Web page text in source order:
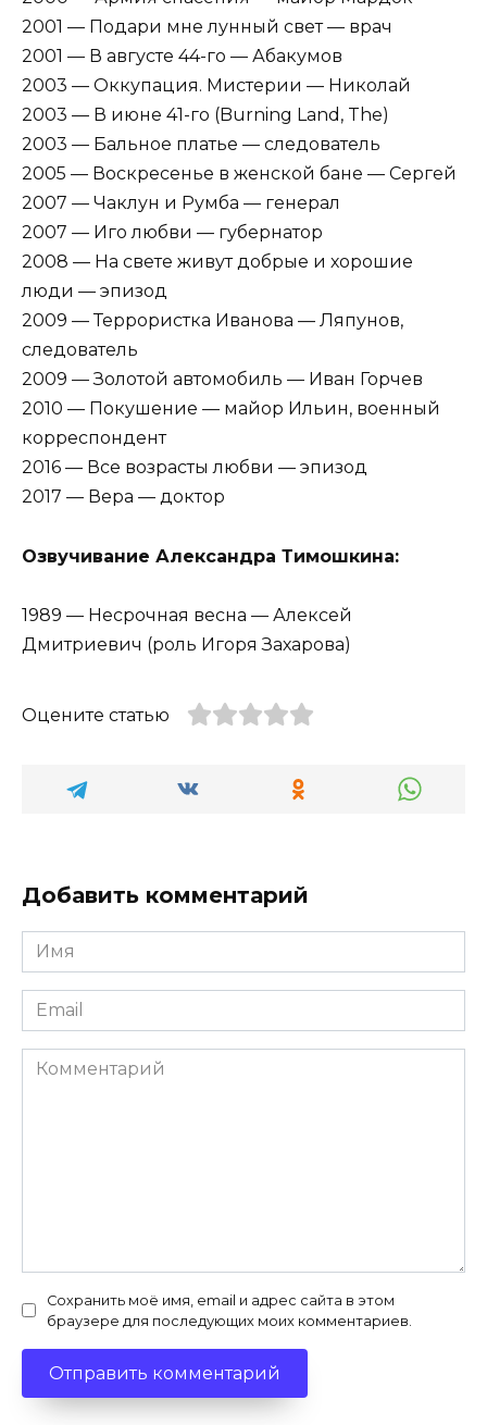
2001 — Подари мне лунный свет — врач
2001 — В августе 44-го — Абакумов
2003 — Оккупация. Мистерии — Николай
2003 — В июне 41-го (Burning Land, The)
2003 — Бальное платье — следователь
2005 — Воскресенье в женской бане — Сергей
2007 — Чаклун и Румба — генерал
2007 — Иго любви — губернатор
2008 — На свете живут добрые и хорошие
люди — эпизод
2009 — Террористка Иванова — Ляпунов,
следователь
2009 — Золотой автомобиль — Иван Горчев
2010 — Покушение — майор Ильин, военный
корреспондент
2016 — Все возрасты любви — эпизод
2017 — Вера — доктор
Озвучивание Александра Тимошкина:
1989 — Несрочная весна — Алексей
Дмитриевич (роль Игоря Захарова)
Оцените статью
Добавить комментарий
Имя
*
Email
*
Комментарий
Сохранить моё имя, email и адрес сайта в этом
браузере для последующих моих комментариев.